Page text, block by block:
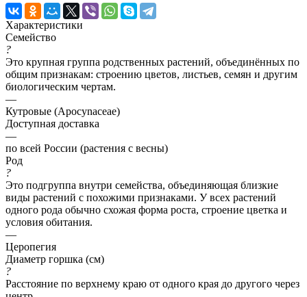
Характеристики
Семейство
?
Это крупная группа родственных растений, объединённых по
общим признакам: строению цветов, листьев, семян и другим
биологическим чертам.
—
Кутровые (Apocynaceae)
Доступная доставка
—
по всей России (растения с весны)
Род
?
Это подгруппа внутри семейства, объединяющая близкие
виды растений с похожими признаками. У всех растений
одного рода обычно схожая форма роста, строение цветка и
условия обитания.
—
Церопегия
Диаметр горшка (см)
?
Расстояние по верхнему краю от одного края до другого через